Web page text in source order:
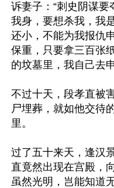
诉妻子：“刺史阴谋
我身，要想杀我，我
还小，不能为我报仇
保重，只要拿三百张
的坟墓里，我自己去
不过十天，段孝直被
尸埋葬，就如他交待
里。
过了五十来天，逢汉
直竟然出现在宫殿，
虽然光明，岂能知道